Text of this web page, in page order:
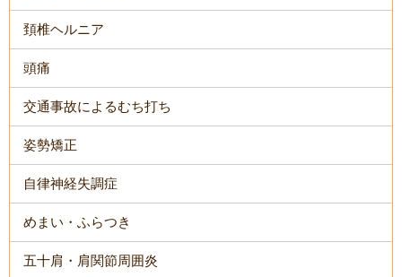
頚椎ヘルニア
頭痛
交通事故によるむち打ち
姿勢矯正
自律神経失調症
めまい・ふらつき
五十肩・肩関節周囲炎